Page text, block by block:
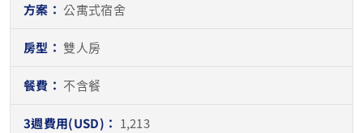
公寓式宿舍
雙人房
不含餐
1,213